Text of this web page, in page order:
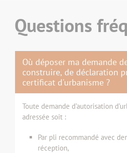
Questions
Où déposer ma demande
construire, de déclaration
certificat d'urbanisme ?
Toute demande d’autorisation
adressée soit :
Par pli recommandé avec
réception,